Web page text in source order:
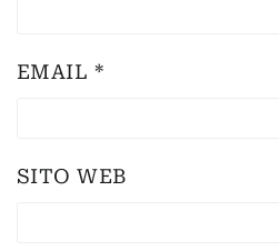
EMAIL *
SITO WEB